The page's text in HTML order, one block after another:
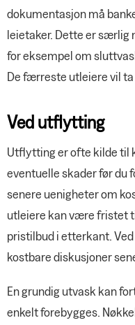
dokumentasjon må
leietaker. Dette er særlig
for eksempel om
De færreste utleiere vil
Ved utflytting
Utflytting er ofte kilde til
eventuelle skader før du
senere uenigheter om
utleiere kan være fristet
pristilbud i etterkant. Ved
kostbare diskusjoner
En grundig utvask kan
enkelt forebygges.